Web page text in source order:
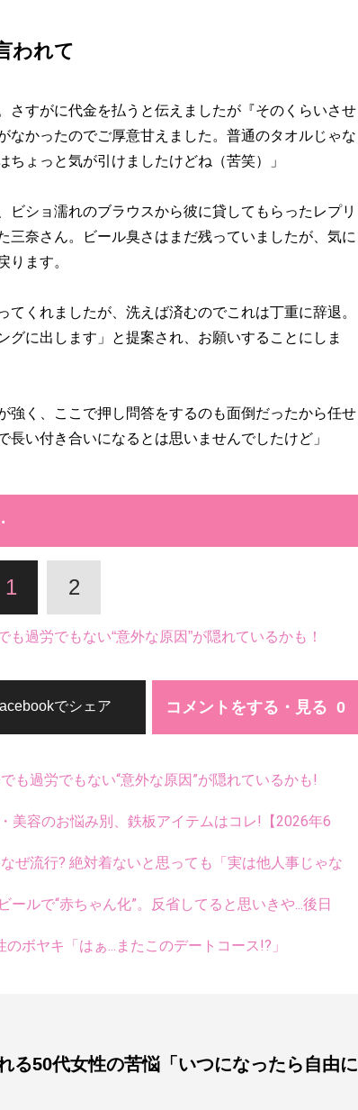
われて
さすがに代金を払うと伝えましたが『そのくらいさせ
なかったのでご厚意甘えました。普通のタオルじゃな
ょっと気が引けましたけどね（苦笑）」
ショ濡れのブラウスから彼に貸してもらったレプリ
三奈さん。ビール臭さはまだ残っていましたが、気に
ります。
くれましたが、洗えば済むのでこれは丁重に辞退。
グに出します」と提案され、お願いすることにしま
強く、ここで押し問答をするのも面倒だったから任せ
い付き合いになるとは思いませんでしたけど」
1 2
過労でもない“意外な原因”が隠れているかも！
コメントをする・見る
でシェア
も過労でもない“意外な原因”が隠れているかも!
美容のお悩み別、鉄板アイテムはコレ!【2026年6
ぜ流行? 絶対着ないと思っても「実は他人事じゃな
ルで“赤ちゃん化”。反省してると思いきや...後日
ボヤキ「はぁ...またこのデートコース!?」
る50代女性の苦悩「いつになったら自由に